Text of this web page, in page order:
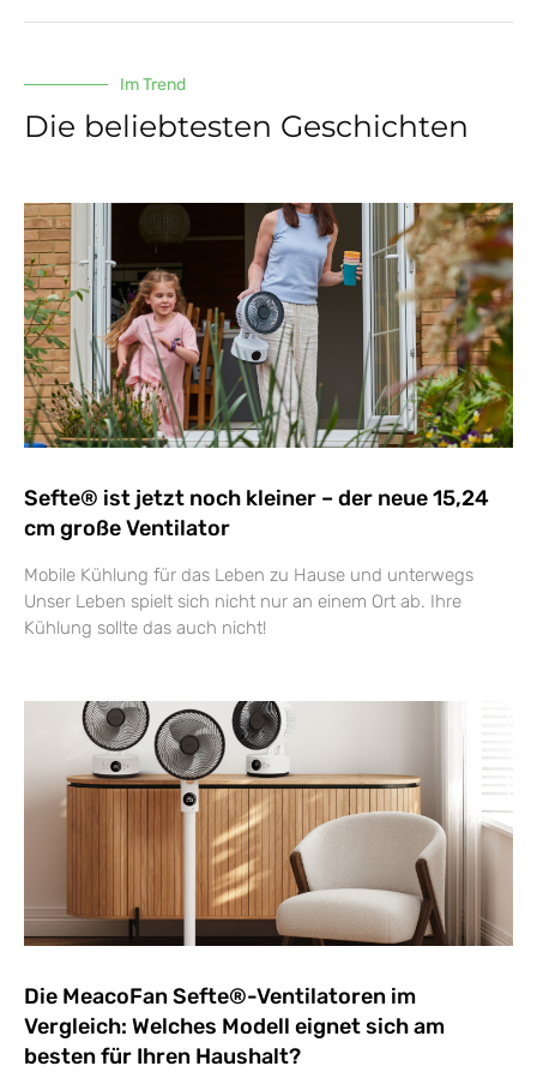
Im Trend
Die beliebtesten Geschichten
Sefte® ist jetzt noch kleiner – der neue 15,24
cm große Ventilator
Mobile Kühlung für das Leben zu Hause und unterwegs
Unser Leben spielt sich nicht nur an einem Ort ab. Ihre
Kühlung sollte das auch nicht!
Die MeacoFan Sefte®-Ventilatoren im
Vergleich: Welches Modell eignet sich am
besten für Ihren Haushalt?